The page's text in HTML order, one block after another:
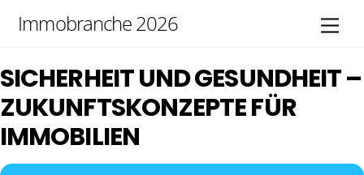
Immobranche 2026
SICHERHEIT UND GESUNDHEIT –
ZUKUNFTSKONZEPTE FÜR
IMMOBILIEN